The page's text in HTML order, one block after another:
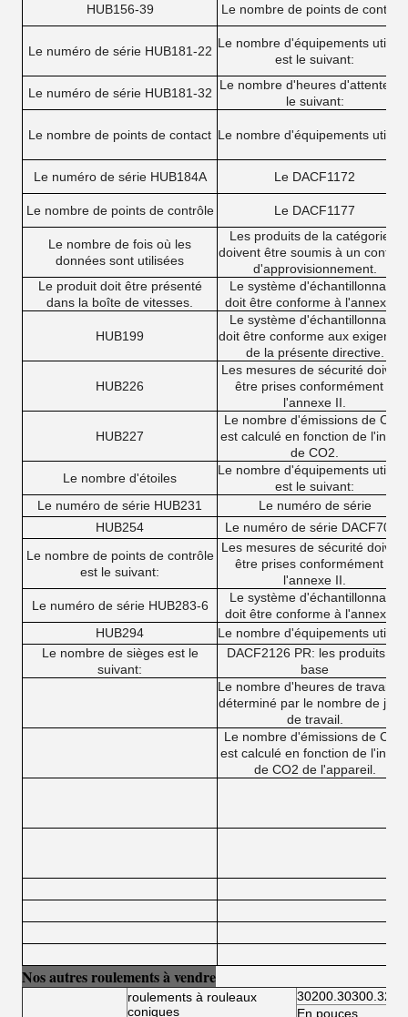
HUB156-39 Le nombre de points de contrôle
Le numéro de série HUB181-22
Le nombre d'équipements
est le suivant:
Le numéro de série HUB181-32
Le nombre d'heures d'attente
le suivant:
Le nombre de points de contact Le nombre d'équipements
Le numéro de série HUB184A Le DACF1172
Le nombre de points de contrôle Le DACF1177
Le nombre de fois où les
données sont utilisées
Les produits de la catégorie 1
doivent être soumis à un
d'approvisionnement.
Le produit doit être présenté
dans la boîte de vitesses.
Le système d'échantillonnage
doit être conforme à l'annexe I.
HUB199
Le système d'échantillonnage
doit être conforme aux
de la présente directive.
HUB226
Les mesures de sécurité doivent
être prises conformément à
l'annexe II.
HUB227
Le nombre d'émissions de CO2
est calculé en fonction de
de CO2.
Le nombre d'étoiles
Le nombre d'équipements
est le suivant:
Le numéro de série HUB231
Le numéro de série
HUB254
Le numéro de série DACF7002
Le nombre de points de contrôle
est le suivant:
Les mesures de sécurité doivent
être prises conformément à
l'annexe II.
Le numéro de série HUB283-6
Le système d'échantillonnage
doit être conforme à l'annexe I.
HUB294
Le nombre d'équipements
Le nombre de sièges est le
suivant:
DACF2126 PR: les produits de
base
Le nombre d'heures de travail
déterminé par le nombre de
de travail.
Le nombre d'émissions de CO2
est calculé en fonction de
de CO2 de l'appareil.
Nos autres roulements à vendre
roulements à rouleaux
coniques
En pouces